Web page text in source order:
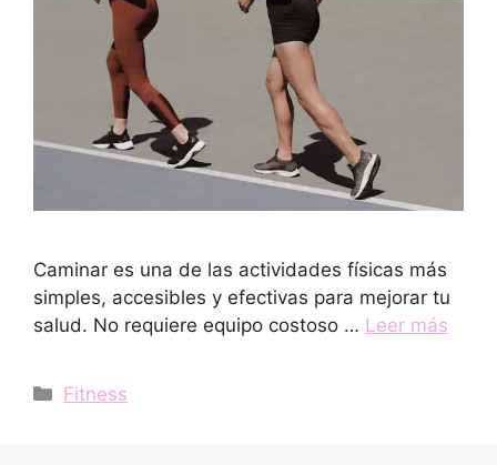
Caminar es una de las actividades físicas más
simples, accesibles y efectivas para mejorar tu
salud. No requiere equipo costoso … Leer más
Categorías
Fitness